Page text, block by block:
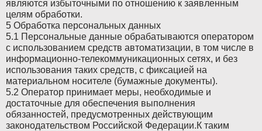
являются избыточными по отношению к заявленным
целям обработки.
5 Обработка персональных данных
5.1 Персональные данные обрабатываются оператором
с использованием средств автоматизации, в том числе в
информационно-телекоммуникационных сетях, и без
использования таких средств, с фиксацией на
материальном носителе (бумажные документы).
5.2 Оператор принимает меры, необходимые и
достаточные для обеспечения выполнения
обязанностей, предусмотренных действующим
законодательством Российской Федерации.К таким
SsangYong
Subaru
Suzuki
Toyota
Vauxhall
SsangYong
Subaru
Suzuki
Toyota
Vauxhall